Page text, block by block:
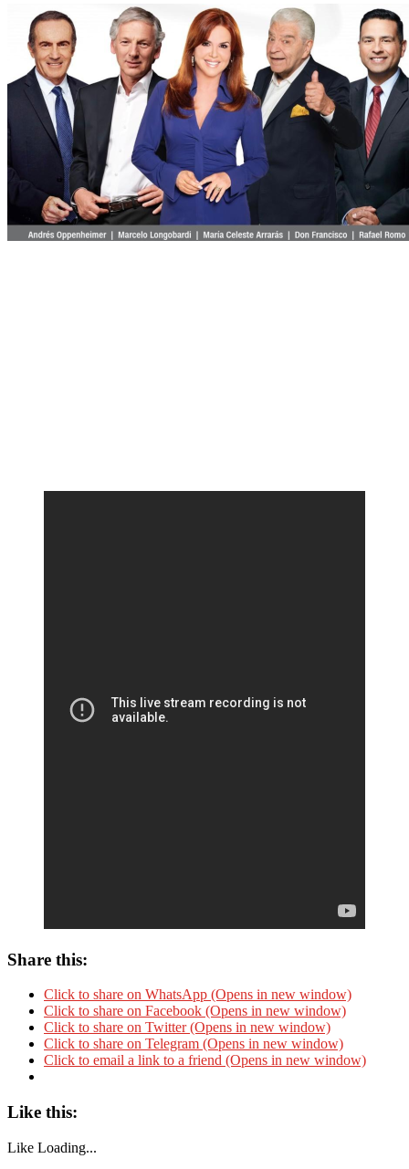
Share this:
Click to share on WhatsApp (Opens in new window)
Click to share on Facebook (Opens in new window)
Click to share on Twitter (Opens in new window)
Click to share on Telegram (Opens in new window)
Click to email a link to a friend (Opens in new window)
Like this:
Like Loading...